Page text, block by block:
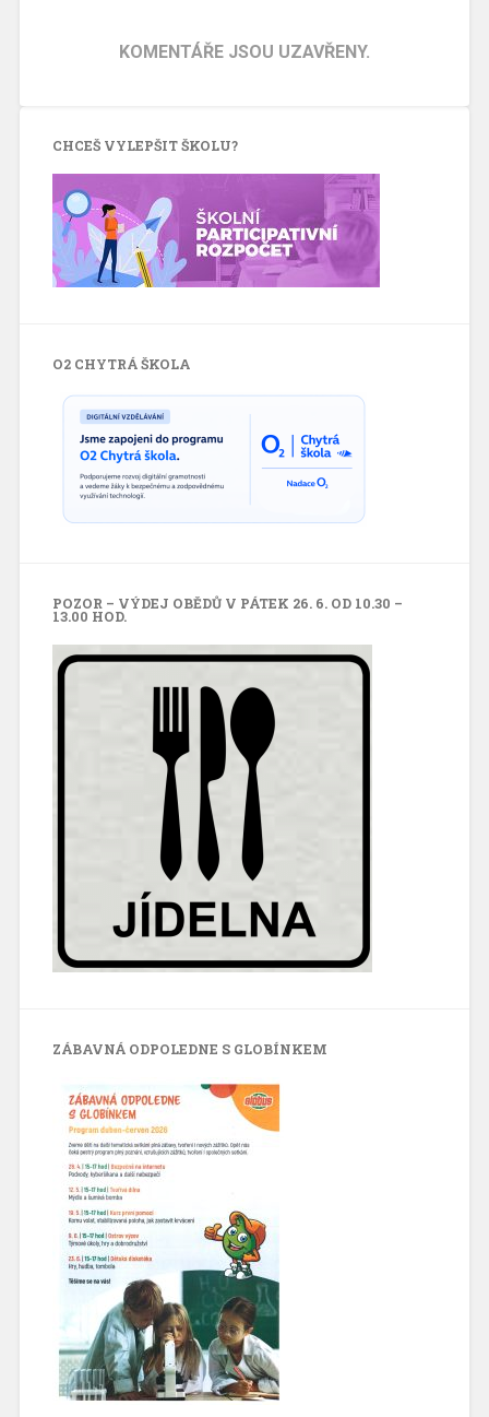
KOMENTÁŘE JSOU UZAVŘENY.
CHCEŠ VYLEPŠIT ŠKOLU?
O2 CHYTRÁ ŠKOLA
POZOR – VÝDEJ OBĚDŮ V PÁTEK 26. 6. OD 10.30 –
13.00 HOD.
ZÁBAVNÁ ODPOLEDNE S GLOBÍNKEM